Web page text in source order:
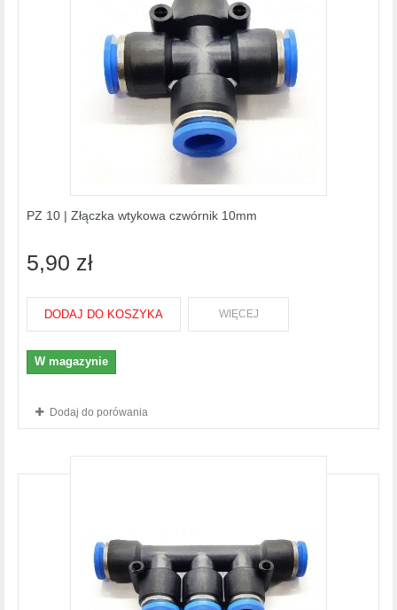
PZ 10 | Złączka wtykowa czwórnik 10mm
5,90 zł
DODAJ DO KOSZYKA WIĘCEJ
W magazynie
Dodaj do porówania